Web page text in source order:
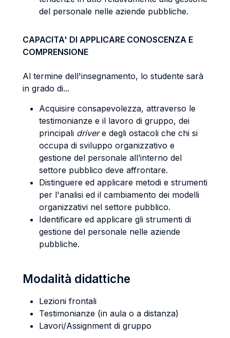
del personale nelle aziende pubbliche.
CAPACITA' DI APPLICARE CONOSCENZA E
COMPRENSIONE
Al termine dell'insegnamento, lo studente sarà
in grado di...
Acquisire consapevolezza, attraverso le
testimonianze e il lavoro di gruppo, dei
principali drivere degli ostacoli che chi si
occupa di sviluppo organizzativo e
gestione del personale all’interno del
settore pubblico deve affrontare.
Distinguere ed applicare metodi e strumenti
per l'analisi ed il cambiamento dei modelli
organizzativi nel settore pubblico.
Identificare ed applicare gli strumenti di
gestione del personale nelle aziende
pubbliche.
Modalità didattiche
Lezioni frontali
Testimonianze (in aula o a distanza)
Lavori/Assignment di gruppo